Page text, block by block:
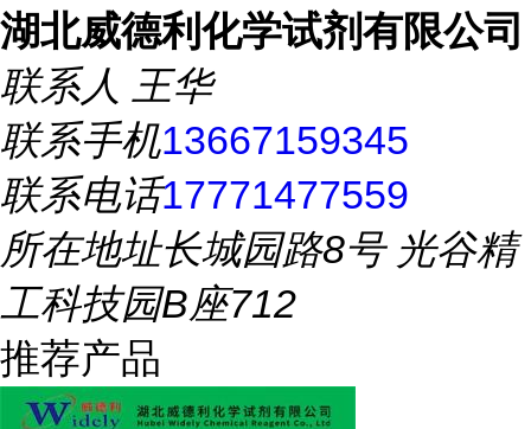
湖北威德利化学试剂有限公司
联系人 王华
联系手机13667159345
联系电话17771477559
所在地址长城园路8号 光谷精
工科技园B座712
推荐产品